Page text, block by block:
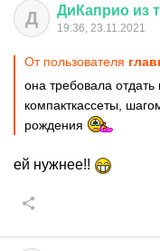
Д ДиКаприо из
19:36, 23.11.2021
От пользователя
она требовала отдать
компакткассеты,
рождения
ей нужнее!!